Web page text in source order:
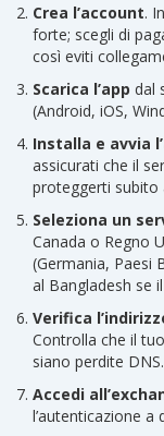
Crea l’account.
forte; scegli di
così eviti
Scarica l’app dal
(Android, iOS,
Installa e avvia
assicurati che il
proteggerti subito
Seleziona un
Canada o Regno
(Germania, Paesi
al Bangladesh se
Verifica
Controlla che il
siano perdite DNS.
Accedi
l’autenticazione a